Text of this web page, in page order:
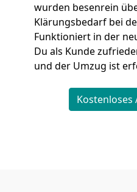
wurden besenrein
Klärungsbedarf bei
Funktioniert in der
Du als Kunde
und der Umzug ist